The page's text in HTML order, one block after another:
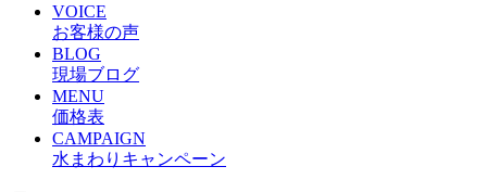
VOICE
お客様の声
BLOG
現場ブログ
MENU
価格表
CAMPAIGN
水まわりキャンペーン